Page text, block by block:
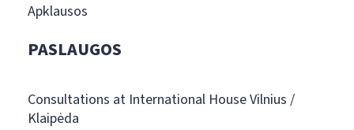
Apklausos
PASLAUGOS
Consultations at International House Vilnius /
Klaipėda